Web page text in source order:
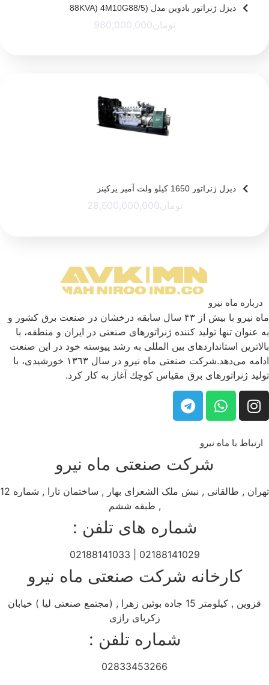
دیزل ژنراتور بادوین مدل (88KVA) 4M10G88/5
تومان980,000,000
دیزل ژنراتور 1650 کیلو ولت آمپر پرکینز
تومان28,600,000,000
درباره ماه نیرو
ماه نیرو با بیش از ۴۳ سال سابقه درخشان در صنعت برق كشور و
به عنوان تنها تولید كننده ژنراتورهای صنعتی در ایران و منطقه، با
بالاترین استانداردهای بین المللی به رشد پیوسته خود در این صنعت
ادامه می‌دهد.شركت صنعتی ماه نیرو در سال ١٣٦٣ خورشیدی، با
تولید ژنراتورهای برق مقیاس كوچك آغاز به كار كرد.
ارتباط با ماه نیرو
شرکت صنعتی ماه نیرو
تهران , طالقانی , نبش ملک الشعرای بهار , ساختمان تارا , شماره 12
, طبقه ششم
شماره های تلفن :
02188141029 | 02188141033
کارخانه شرکت صنعتی ماه نیرو
قزوین , کیلومتر 15 جاده بوئین زهرا , (مجتمع صنعتی لیا ) خیابان
زکریای رازی
شماره تلفن :
02833453266